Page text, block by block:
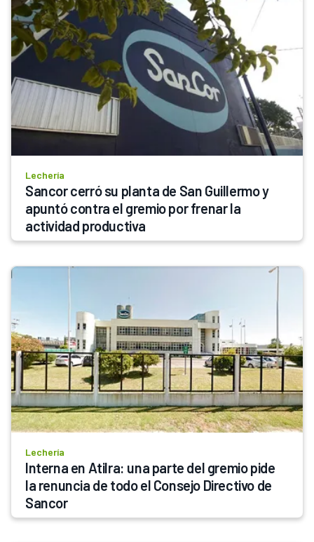
Lechería
Sancor cerró su planta de San Guillermo y
apuntó contra el gremio por frenar la
actividad productiva
Lechería
Interna en Atilra: una parte del gremio pide
la renuncia de todo el Consejo Directivo de
Sancor